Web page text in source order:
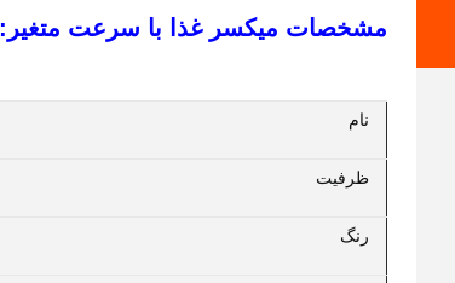
مشخصات میکسر غذا با سرعت متغیر:
نام
ظرفیت
رنگ